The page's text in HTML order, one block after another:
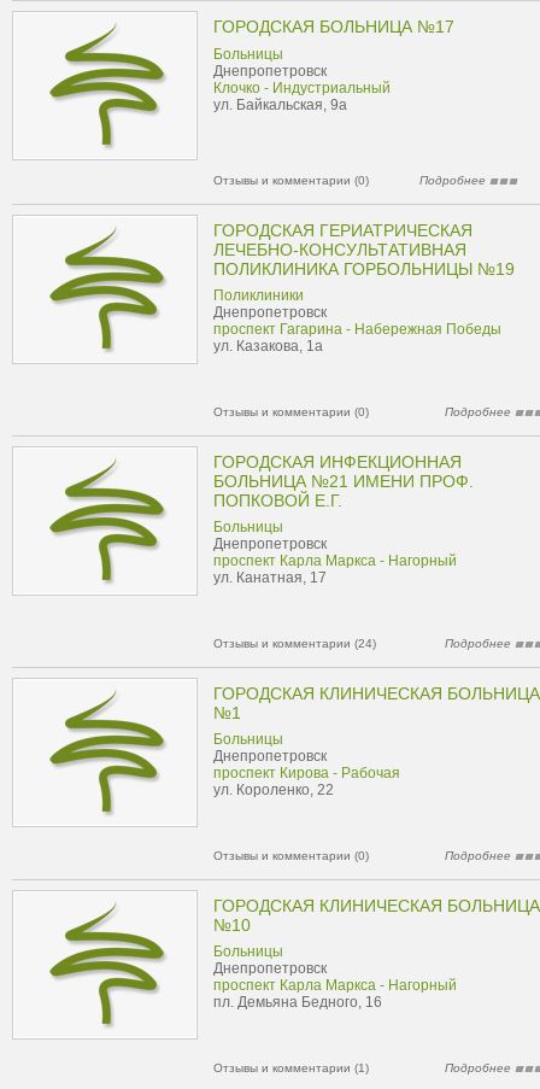
ГОРОДСКАЯ БОЛЬНИЦА №17
Больницы
Днепропетровск
Клочко - Индустриальный
ул. Байкальская, 9а
Отзывы и комментарии (0) Подробнее
ГОРОДСКАЯ ГЕРИАТРИЧЕСКАЯ
ЛЕЧЕБНО-КОНСУЛЬТАТИВНАЯ
ПОЛИКЛИНИКА ГОРБОЛЬНИЦЫ №19
Поликлиники
Днепропетровск
проспект Гагарина - Набережная Победы
ул. Казакова, 1а
Отзывы и комментарии (0) Подробнее
ГОРОДСКАЯ ИНФЕКЦИОННАЯ
БОЛЬНИЦА №21 ИМЕНИ ПРОФ.
ПОПКОВОЙ Е.Г.
Больницы
Днепропетровск
проспект Карла Маркса - Нагорный
ул. Канатная, 17
Отзывы и комментарии (24) Подробнее
ГОРОДСКАЯ КЛИНИЧЕСКАЯ БОЛЬНИЦА
№1
Больницы
Днепропетровск
проспект Кирова - Рабочая
ул. Короленко, 22
Отзывы и комментарии (0) Подробнее
ГОРОДСКАЯ КЛИНИЧЕСКАЯ БОЛЬНИЦА
№10
Больницы
Днепропетровск
проспект Карла Маркса - Нагорный
пл. Демьяна Бедного, 16
Отзывы и комментарии (1) Подробнее